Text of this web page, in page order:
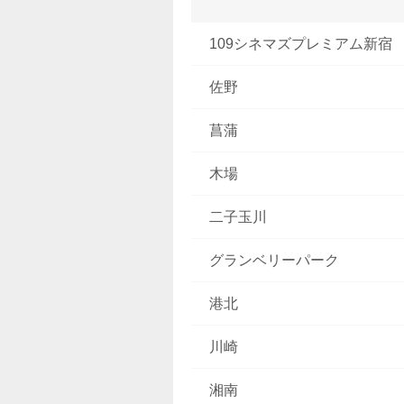
109シネマズプレミアム新宿
佐野
菖蒲
木場
二子玉川
グランベリーパーク
港北
川崎
湘南